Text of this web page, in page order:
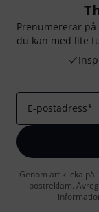
Prenumererar
du kan med lite
E-postadress*
Genom att klicka
postreklam.